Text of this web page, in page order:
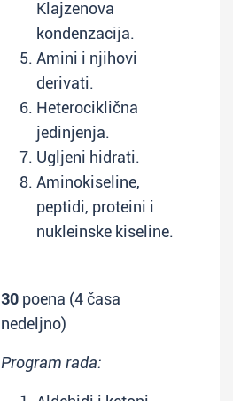
Klajzenova
kondenzacija.
Amini i njihovi
derivati.
Heterociklična
jedinjenja.
Ugljeni hidrati.
Aminokiseline,
peptidi, proteini i
nukleinske kiseline.
30 poena (4 časa
nedeljno)
Program rada: